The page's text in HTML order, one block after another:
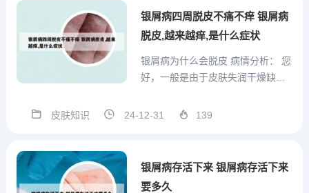
对于银屑病早期的红色丘疹，并不
银屑病四周脱皮不痛不痒 银屑病
脱皮,越来越痒,是什么症状
银屑病为什么会脱皮 病情分析： 您
好，一般是由于皮肤失润干燥缺乏
点复合维生素B和维生素C，外用俞
桃、苹果、西红柿、香蕉、草莓
皮肤知识 24-12-31 139
银屑病存活下来 银屑病存活下来
要多久